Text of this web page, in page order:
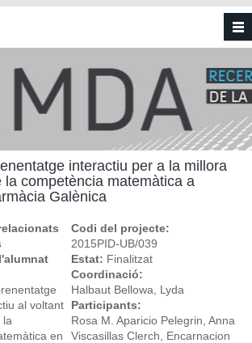
interactiu per a la millora
la competència matemàtica a
Galènica
al voltant
la
en
Codi del projecte:
2015PID-UB/039
Estat: Finalitzat
Coordinació:
Halbaut Bellowa, Lyda
Participants:
Rosa M. Aparicio Pelegrin, Anna
Viscasillas Clerch, Encarnacion